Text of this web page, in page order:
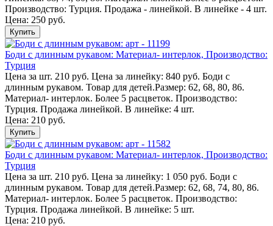
Производство: Турция. Продажа - линейкой. В линейке - 4 шт.
Цена: 250 руб.
Купить
Боди с длинным рукавом: Материал- интерлок, Производство:
Турция
Цена за шт. 210 руб. Цена за линейку: 840 руб. Боди с
длинным рукавом. Товар для детей.Размер: 62, 68, 80, 86.
Материал- интерлок. Более 5 расцветок. Производство:
Турция. Продажа линейкой. В линейке: 4 шт.
Цена: 210 руб.
Купить
Боди с длинным рукавом: Материал- интерлок, Производство:
Турция
Цена за шт. 210 руб. Цена за линейку: 1 050 руб. Боди с
длинным рукавом. Товар для детей.Размер: 62, 68, 74, 80, 86.
Материал- интерлок. Более 5 расцветок. Производство:
Турция. Продажа линейкой. В линейке: 5 шт.
Цена: 210 руб.